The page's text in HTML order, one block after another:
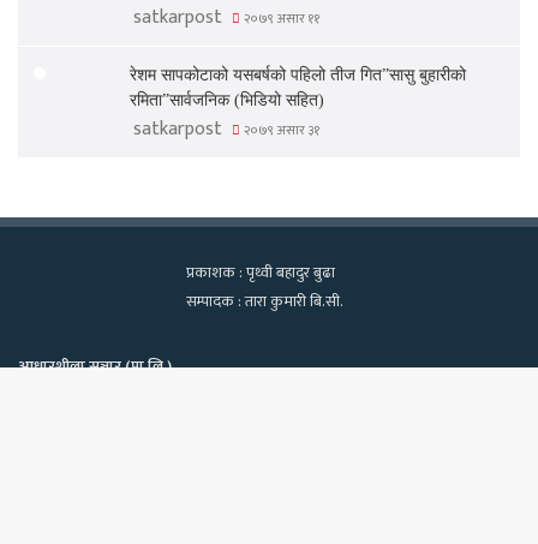
satkarpost २०७९ असार ११
रेशम सापकोटाको यसबर्षको पहिलो तीज गित”सासु बुहारीको
रमिता”सार्वजनिक (भिडियो सहित)
satkarpost २०७९ असार ३१
प्रकाशक : पृथ्वी बहादुर बुढा
सम्पादक : तारा कुमारी बि.सी.
आधारशीला सञ्चार (प्रा.लि.)